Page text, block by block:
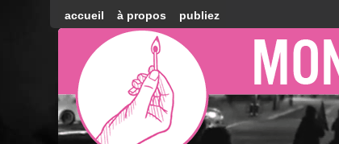
accueil à propos publiez
Montréal
Counter-
information